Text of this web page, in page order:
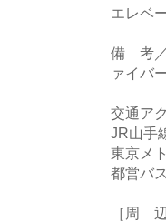
エレベ
備 考／
ァイバ
交通ア
JR山手
東京メ
都営バ
［周 辺